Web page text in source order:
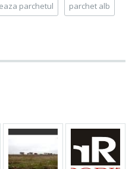
parchetul parchet alb